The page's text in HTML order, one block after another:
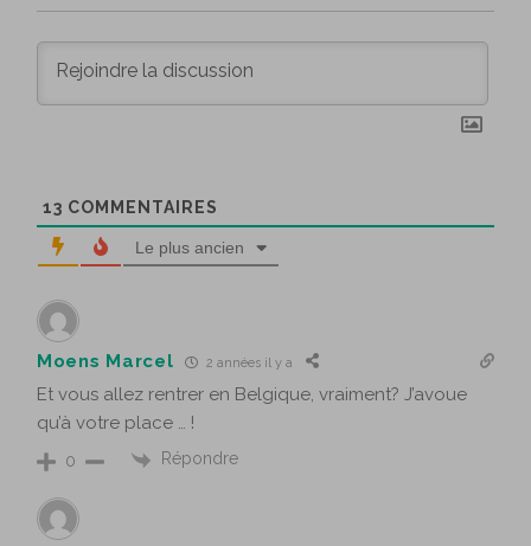
13 COMMENTAIRES
Le plus ancien
Moens Marcel 2 années il y a
Et vous allez rentrer en Belgique, vraiment? J’avoue
qu’à votre place … !
0 Répondre